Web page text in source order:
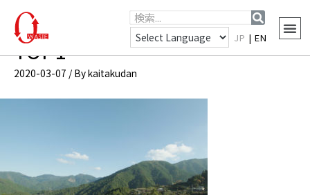
JP |EN
TOP1
2020-03-07 / Bykaitakudan